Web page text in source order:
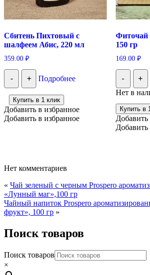
Сбитень Пихтовый с
шалфеем Абис, 220 мл
359.00 ₽
- + Подробнее
Купить в 1 клик
Добавить в избранное
Добавить в избранное
Фиточай
150 гр
169.00 ₽
- +
Нет в
Купить в
Добавить
Добавить
Нет комментариев
« Чай зеленый с черным Prospero
«Лунный маг»,100 гр
Чайный напиток Prospero
фрукт», 100 гр »
Поиск товаров
Поиск товаров
×